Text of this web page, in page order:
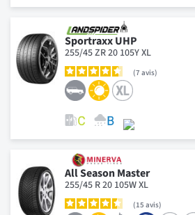
Sportraxx UHP
255/45 ZR 20 105Y XL
7 avis
All Season Master
255/45 R 20 105W XL
15 avis